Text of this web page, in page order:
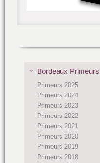
Bordeaux Primeurs
Primeurs 2025
Primeurs 2024
Primeurs 2023
Primeurs 2022
Primeurs 2021
Primeurs 2020
Primeurs 2019
Primeurs 2018